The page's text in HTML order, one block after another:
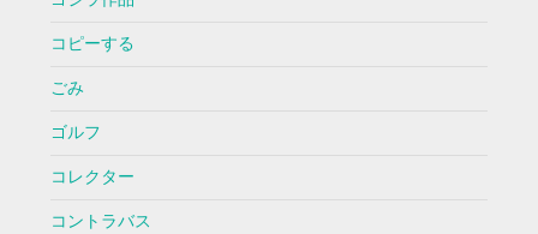
コピーする
ごみ
ゴルフ
コレクター
コントラバス